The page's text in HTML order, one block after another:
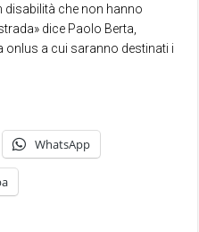
disabilità che non hanno
dice Paolo Berta,
onlus a cui saranno destinati i
WhatsApp